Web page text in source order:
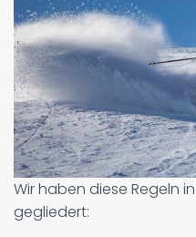
Wir haben diese Regeln
gegliedert: